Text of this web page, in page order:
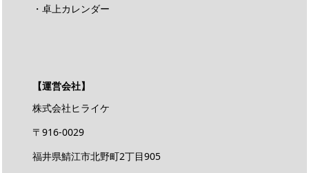
・卓上カレンダー
【運営会社】
株式会社ヒライケ
〒916-0029
福井県鯖江市北野町2丁目905